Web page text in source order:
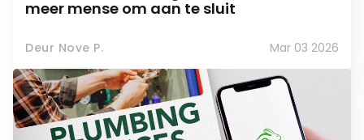
meer mense om aan te sluit
Deur Nove P. Mar 03 2026